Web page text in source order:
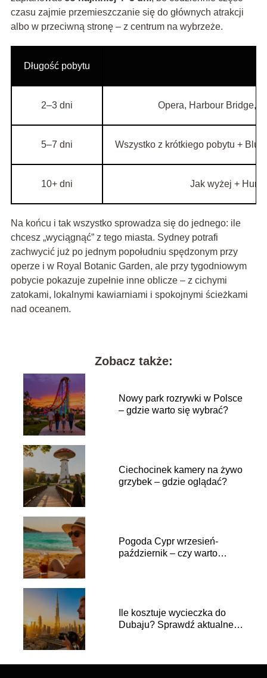
czasu zajmie przemieszczanie się do głównych atrakcji
albo w przeciwną stronę – z centrum na wybrzeże.
Długość pobytu
2–3 dni Opera, Harbour Bridge,
5–7 dni Wszystko z krótkiego pobytu +
10+ dni Jak wyżej +
Na końcu i tak wszystko sprowadza się do jednego: ile
chcesz „wyciągnąć” z tego miasta. Sydney potrafi
zachwycić już po jednym popołudniu spędzonym przy
operze i w Royal Botanic Garden, ale przy tygodniowym
pobycie pokazuje zupełnie inne oblicze – z cichymi
zatokami, lokalnymi kawiarniami i spokojnymi ścieżkami
nad oceanem.
Zobacz także:
Nowy park rozrywki w Polsce
– gdzie warto się wybrać?
Ciechocinek kamery na żywo
grzybek – gdzie oglądać?
Pogoda Cypr wrzesień-
październik – czy warto
Ile kosztuje wycieczka do
Dubaju? Sprawdź aktualne